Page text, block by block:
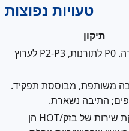
טעויות נפוצות
נתב לפי חומרה. P0 לתורנות, P2-P3 לערוץ
מבוססת תפקיד.
נשארת.
הודעות הפסקת שירות של בזק/HOT הן